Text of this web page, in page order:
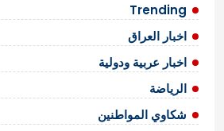
Trending
اخبار العراق
اخبار عربية ودولية
الرياضة
شكاوي المواطنين